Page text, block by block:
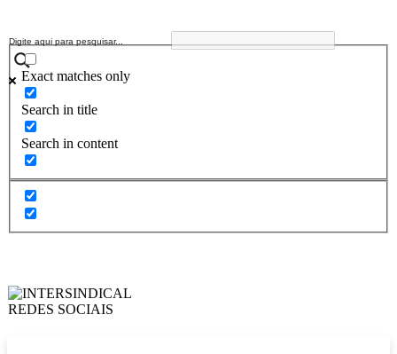
Exact matches only
Search in title
Search in content